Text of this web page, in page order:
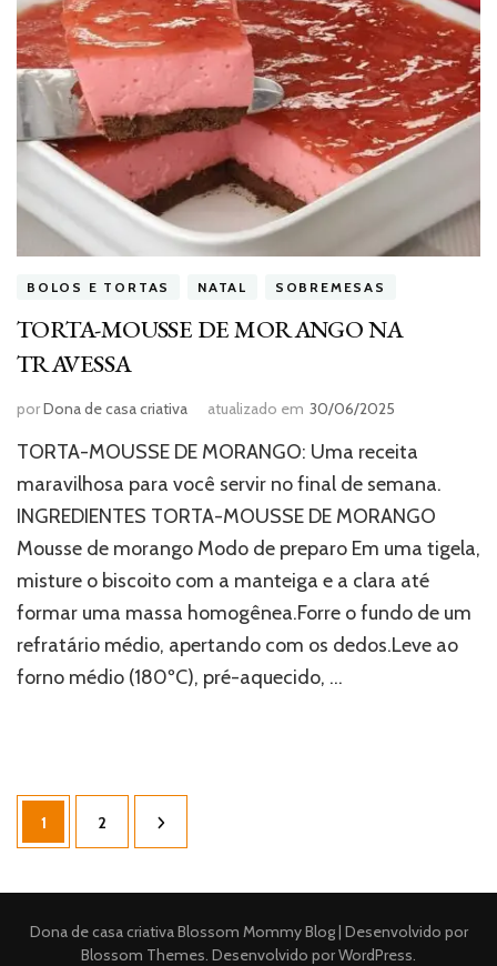
BOLOS E TORTAS NATAL SOBREMESAS
TORTA-MOUSSE DE MORANGO NA
TRAVESSA
porDona de casa criativa atualizado em 30/06/2025
TORTA-MOUSSE DE MORANGO: Uma receita
maravilhosa para você servir no final de semana.
INGREDIENTES TORTA-MOUSSE DE MORANGO
Mousse de morango Modo de preparo Em uma tigela,
misture o biscoito com a manteiga e a clara até
formar uma massa homogênea.Forre o fundo de um
refratário médio, apertando com os dedos.Leve ao
forno médio (180ºC), pré-aquecido, …
Paginação
de
Página
1 Página
2
Dona de casa criativaBlossom Mommy Blog | Desenvolvido por
Blossom Themes. Desenvolvido porWordPress.